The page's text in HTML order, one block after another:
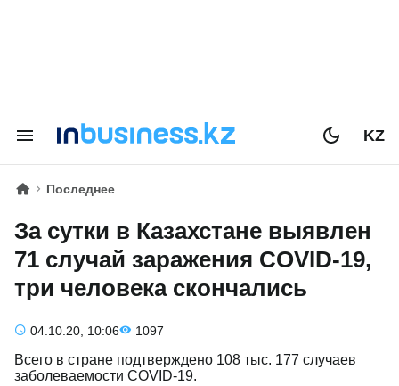
KZ
Последнее
За сутки в Казахстане выявлен
71 случай заражения COVID-19,
три человека скончались
04.10.20, 10:06 1097
Всего в стране подтверждено 108 тыс. 177 случаев
заболеваемости COVID-19.